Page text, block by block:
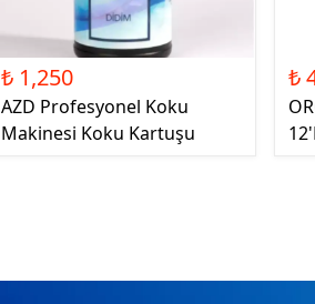
₺ 1,250
AZD Profesyonel Koku
Makinesi Koku Kartuşu
₺